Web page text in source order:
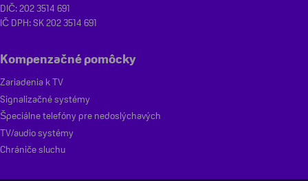
DIČ: 202 3514 691
IČ DPH: SK 202 3514 691
Kompenzačné pomôcky
Zariadenia k TV
Signalizačné systémy
Špeciálne telefóny pre nedoslýchavých
TV/audio systémy
Chrániče sluchu